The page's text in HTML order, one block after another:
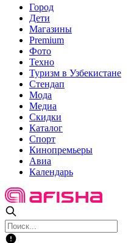
Город
Дети
Магазины
Premium
Фото
Техно
Туризм в Узбекистане
Стендап
Мода
Медиа
Скидки
Каталог
Спорт
Кинопремьеры
Авиа
Календарь